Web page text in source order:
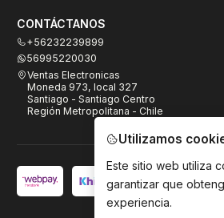
CONTÁCTANOS
+56232239899
56995220030
Ventas Electronicas
Moneda 973, local 327
Santiago - Santiago Centro
Región Metropolitana - Chile
Utilizamos
Este sitio web utiliza
garantizar que
experiencia.